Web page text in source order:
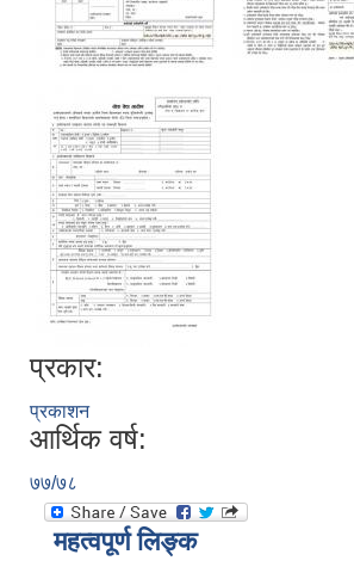
प्रकार:
प्रकाशन
आर्थिक वर्ष:
७७/७८
महत्वपूर्ण लिङ्क